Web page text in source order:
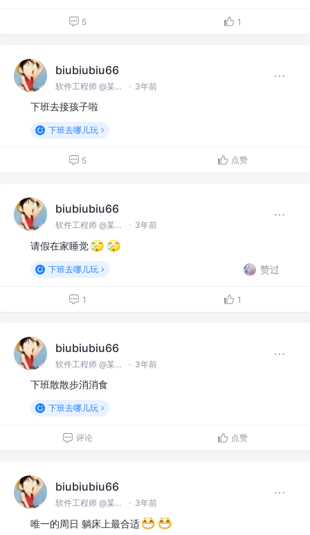
5 1
biubiubiu66
软件工程师 @某某公司 · 3年前
下班去接孩子啦
下班去哪儿玩
5 点赞
biubiubiu66
软件工程师 @某某公司 · 3年前
请假在家睡觉
下班去哪儿玩 赞过
1 1
biubiubiu66
软件工程师 @某某公司 · 3年前
下班散散步消消食
下班去哪儿玩
评论 点赞
biubiubiu66
软件工程师 @某某公司 · 3年前
唯一的周日 躺床上最合适